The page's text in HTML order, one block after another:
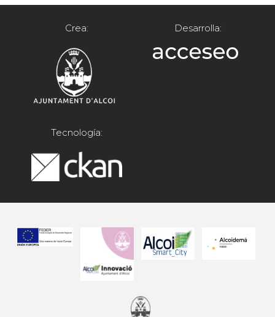
Crea: Desarrolla:
Tecnología: